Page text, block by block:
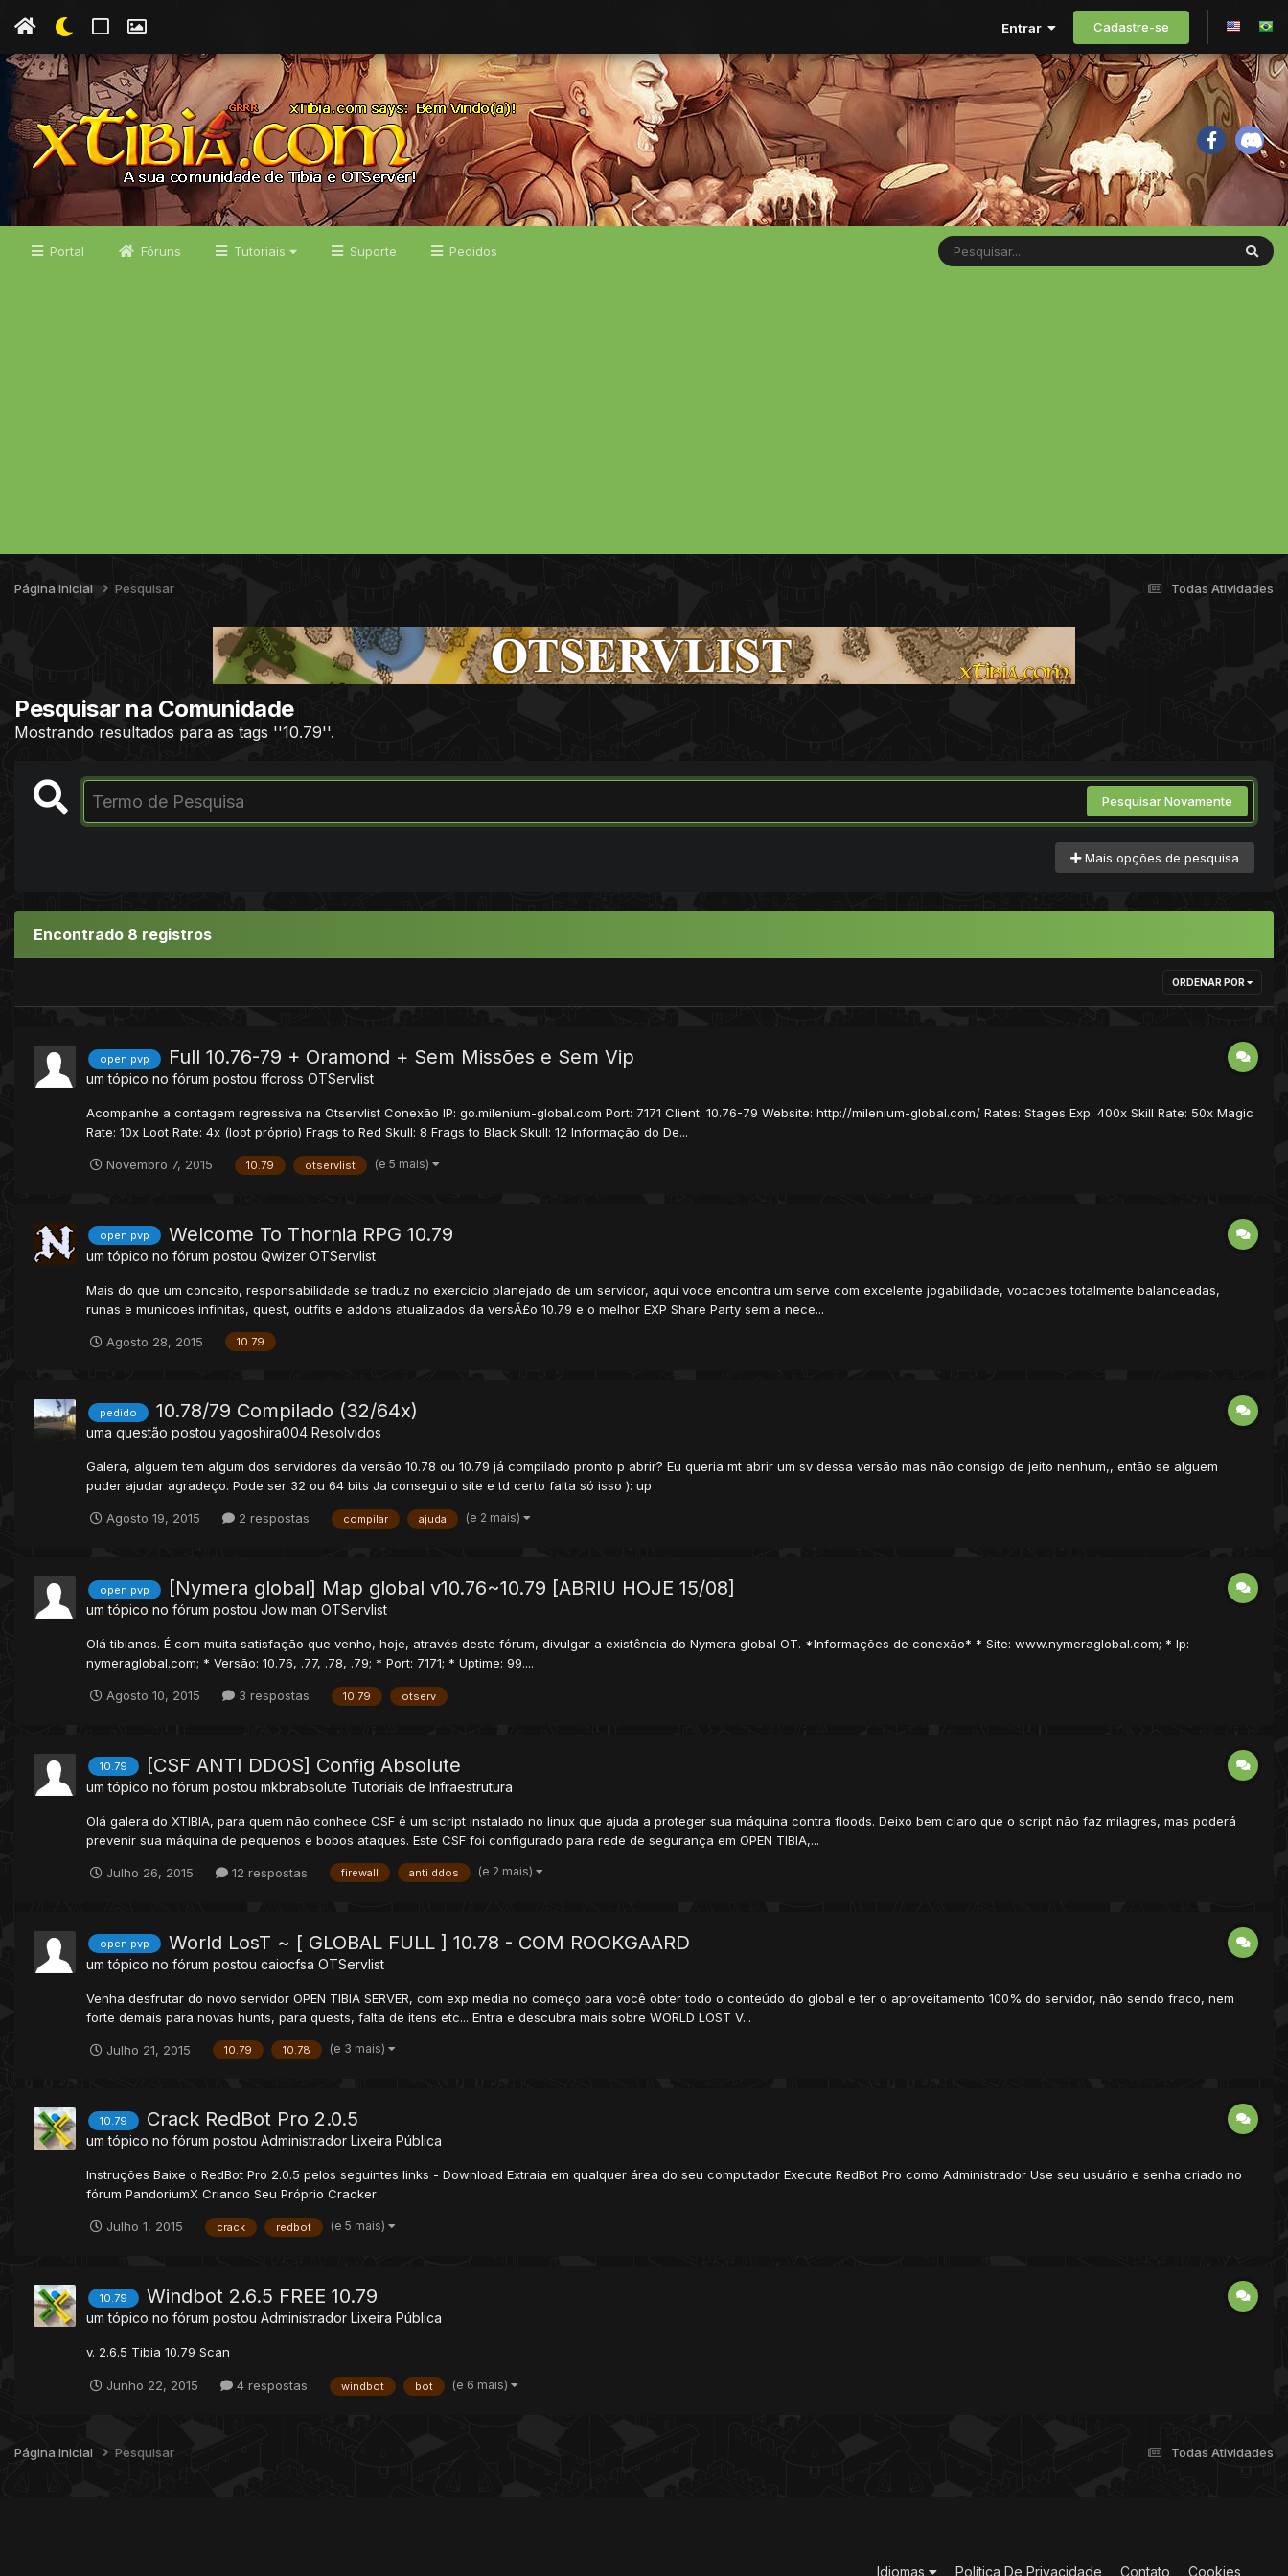
Entrar Cadastre-se
Portal Fóruns Tutoriais Suporte Pedidos
Todas Atividades
Página Inicial Pesquisar
Pesquisar na Comunidade
Mostrando resultados para as tags ''10.79''.
Pesquisar Novamente
Mais opções de pesquisa
Encontrado 8 registros
ORDENAR POR
open pvp Full 10.76-79 + Oramond + Sem Missões e Sem Vip
um tópico no fórum postou ffcross OTServlist
Acompanhe a contagem regressiva na Otservlist Conexão IP: go.milenium-global.com Port: 7171 Client: 10.76-79 Website: http://milenium-global.com/ Rates: Stages Exp: 400x Skill Rate: 50x Magic
Rate: 10x Loot Rate: 4x (loot próprio) Frags to Red Skull: 8 Frags to Black Skull: 12 Informação do De...
Novembro 7, 2015 10.79 otservlist (e 5 mais)
open pvp Welcome To Thornia RPG 10.79
um tópico no fórum postou Qwizer OTServlist
Mais do que um conceito, responsabilidade se traduz no exercicio planejado de um servidor, aqui voce encontra um serve com excelente jogabilidade, vocacoes totalmente balanceadas,
runas e municoes infinitas, quest, outfits e addons atualizados da versÃ£o 10.79 e o melhor EXP Share Party sem a nece...
Agosto 28, 2015 10.79
pedido 10.78/79 Compilado (32/64x)
uma questão postou yagoshira004 Resolvidos
Galera, alguem tem algum dos servidores da versão 10.78 ou 10.79 já compilado pronto p abrir? Eu queria mt abrir um sv dessa versão mas não consigo de jeito nenhum,, então se alguem
puder ajudar agradeço. Pode ser 32 ou 64 bits Ja consegui o site e td certo falta só isso ): up
Agosto 19, 2015 2 respostas compilar ajuda (e 2 mais)
open pvp [Nymera global] Map global v10.76~10.79 [ABRIU HOJE 15/08]
um tópico no fórum postou Jow man OTServlist
Olá tibianos. É com muita satisfação que venho, hoje, através deste fórum, divulgar a existência do Nymera global OT. *Informações de conexão* * Site: www.nymeraglobal.com; * Ip:
nymeraglobal.com; * Versão: 10.76, .77, .78, .79; * Port: 7171; * Uptime: 99....
Agosto 10, 2015 3 respostas 10.79 otserv
10.79 [CSF ANTI DDOS] Config Absolute
um tópico no fórum postou mkbrabsolute Tutoriais de Infraestrutura
Olá galera do XTIBIA, para quem não conhece CSF é um script instalado no linux que ajuda a proteger sua máquina contra floods. Deixo bem claro que o script não faz milagres, mas poderá
prevenir sua máquina de pequenos e bobos ataques. Este CSF foi configurado para rede de segurança em OPEN TIBIA,...
Julho 26, 2015 12 respostas firewall anti ddos (e 2 mais)
open pvp World LosT ~ [ GLOBAL FULL ] 10.78 - COM ROOKGAARD
um tópico no fórum postou caiocfsa OTServlist
Venha desfrutar do novo servidor OPEN TIBIA SERVER, com exp media no começo para você obter todo o conteúdo do global e ter o aproveitamento 100% do servidor, não sendo fraco, nem
forte demais para novas hunts, para quests, falta de itens etc... Entra e descubra mais sobre WORLD LOST V...
Julho 21, 2015 10.79 10.78 (e 3 mais)
10.79 Crack RedBot Pro 2.0.5
um tópico no fórum postou Administrador Lixeira Pública
Instruções Baixe o RedBot Pro 2.0.5 pelos seguintes links - Download Extraia em qualquer área do seu computador Execute RedBot Pro como Administrador Use seu usuário e senha criado no
fórum PandoriumX Criando Seu Próprio Cracker
Julho 1, 2015 crack redbot (e 5 mais)
10.79 Windbot 2.6.5 FREE 10.79
um tópico no fórum postou Administrador Lixeira Pública
v. 2.6.5 Tibia 10.79 Scan
Junho 22, 2015 4 respostas windbot bot (e 6 mais)
Todas Atividades
Página Inicial Pesquisar
Idiomas Política De Privacidade Contato Cookies